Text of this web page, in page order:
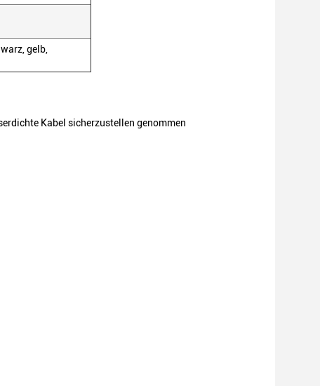
gelb,
Kabel sicherzustellen genommen